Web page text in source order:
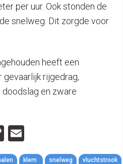
per uur. Ook stonden de
snelweg. Dit zorgde voor
heeft een
gevaarlijk rijgedrag,
en zware
Copy
Link
klem
snelweg vluchtstrook